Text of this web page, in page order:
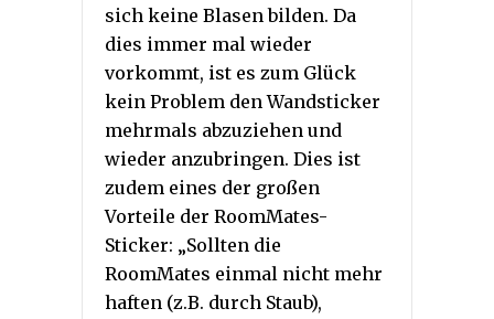
sich keine Blasen bilden. Da
dies immer mal wieder
vorkommt, ist es zum Glück
kein Problem den Wandsticker
mehrmals abzuziehen und
wieder anzubringen. Dies ist
zudem eines der großen
Vorteile der RoomMates-
Sticker: „Sollten die
RoomMates einmal nicht mehr
haften (z.B. durch Staub),